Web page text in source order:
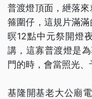
普渡燈頂面，紲落
箍圍仔，這規片滿
暝12點中元祭開燈
講，這寡普渡燈是
門的時，會當照光、
基隆開基老大公廟